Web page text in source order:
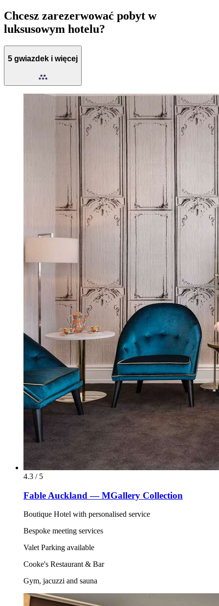
Chcesz zarezerwować pobyt w
luksusowym hotelu?
5 gwiazdek i więcej
4.3 / 5
Fable Auckland — MGallery Collection
Boutique Hotel with personalised service
Bespoke meeting services
Valet Parking available
Cooke's Restaurant & Bar
Gym, jacuzzi and sauna